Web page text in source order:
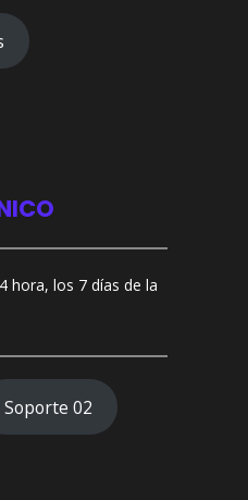
hora, los 7 días de la
Soporte 02